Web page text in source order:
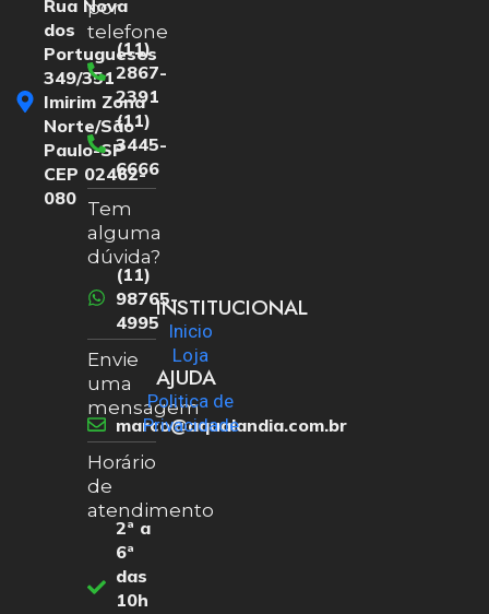
Rua Nova
dos
Portugueses
349/351
Imirim Zona
Norte/São
Paulo-SP
CEP 02462-
080
por
telefone
(11)
2867-
2391
(11)
3445-
6666
Tem
alguma
dúvida?
(11)
98765-
4995
Envie
uma
mensagem
marco@aqualandia.com.br
Horário
de
atendimento
2ª a
6ª
das
10h
INSTITUCIONAL
Inicio
Loja
AJUDA
Politica de
Privacidade